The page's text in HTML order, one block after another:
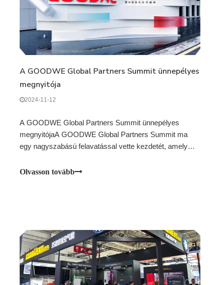
A GOODWE Global Partners Summit ünnepélyes
megnyitója
2024-11-12
A GOODWE Global Partners Summit ünnepélyes
megnyitójaA GOODWE Global Partners Summit ma
egy nagyszabású felavatással vette kezdetét, amely
Suzhou-i GOODWE Intelligens Energia Épületben
Olvasson tovább